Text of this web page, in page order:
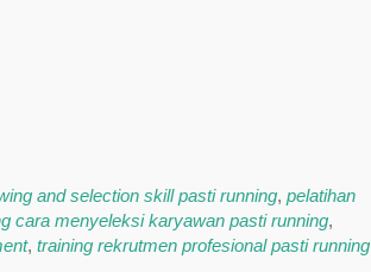
and selection skill pasti running, pelatihan
cara menyeleksi karyawan pasti running,
, training rekrutmen profesional pasti running